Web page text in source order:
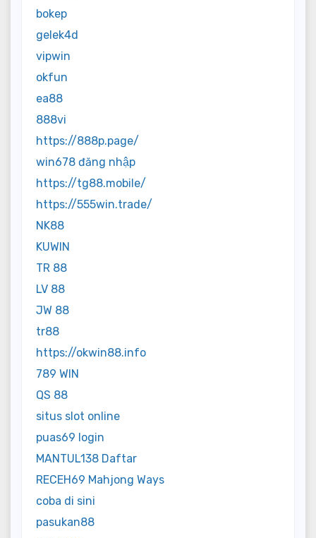
bokep
gelek4d
vipwin
okfun
ea88
888vi
https://888p.page/
win678 đăng nhập
https://tg88.mobile/
https://555win.trade/
NK88
KUWIN
TR 88
LV 88
JW 88
tr88
https://okwin88.info
789 WIN
QS 88
situs slot online
puas69 login
MANTUL138 Daftar
RECEH69 Mahjong Ways
coba di sini
pasukan88